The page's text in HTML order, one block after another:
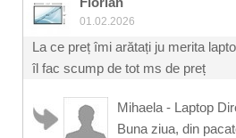
01.02.2026
La ce preț îmi arătați ju merita
îl fac scump de tot ms de preț
Mihaela - Laptop
Buna ziua, din